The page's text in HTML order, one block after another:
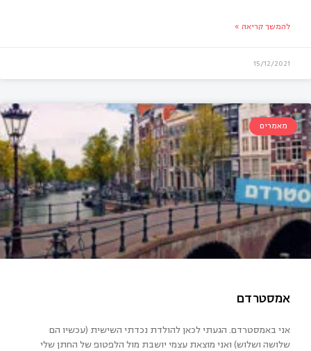
אתה עולה לשמיים?
להמשך קריאה »
15/12/2021
מאמרים
אני באמסטרדם. הגעתי לכאן להולדת נכדתי השישית (עכשיו הם
שלושה ושלוש) ואני מוצאת עצמי יושבת מול הלפטופ של החתן שלי